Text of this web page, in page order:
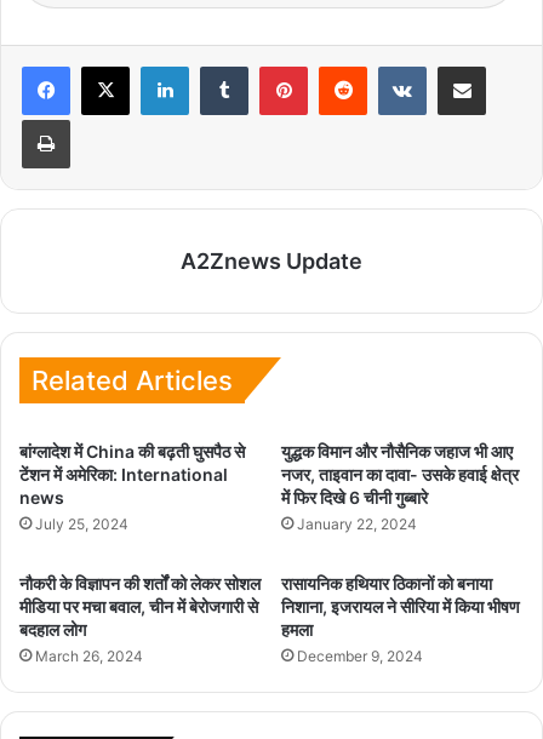
A2Znews Update
Related Articles
बांग्लादेश में China की बढ़ती घुसपैठ से
टेंशन में अमेरिका: International
news
July 25, 2024
युद्धक विमान और नौसैनिक जहाज भी आए
नजर, ताइवान का दावा- उसके हवाई क्षेत्र
में फिर दिखे 6 चीनी गुब्बारे
January 22, 2024
नौकरी के विज्ञापन की शर्तों को लेकर सोशल
मीडिया पर मचा बवाल, चीन में बेरोजगारी से
बदहाल लोग
March 26, 2024
रासायनिक हथियार ठिकानों को बनाया
निशाना, इजरायल ने सीरिया में किया भीषण
हमला
December 9, 2024